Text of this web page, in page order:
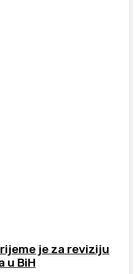
je za reviziju
u BiH